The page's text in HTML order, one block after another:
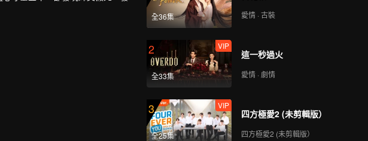
全36集 愛情 · 古裝
2
全33集
VIP
這一秒過火
愛情 · 劇情
3
全25集
VIP
四方極愛2 (未剪輯版）
四方極愛2 (未剪輯版）